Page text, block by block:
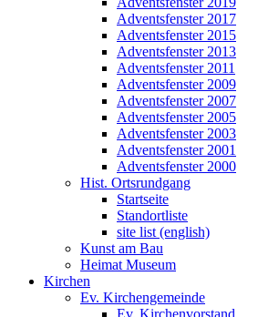
Adventsfenster 2017
Adventsfenster 2015
Adventsfenster 2013
Adventsfenster 2011
Adventsfenster 2009
Adventsfenster 2007
Adventsfenster 2005
Adventsfenster 2003
Adventsfenster 2001
Adventsfenster 2000
Hist. Ortsrundgang
Startseite
Standortliste
site list (english)
Kunst am Bau
Heimat Museum
Kirchen
Ev. Kirchengemeinde
Ev. Kirchenvorstand